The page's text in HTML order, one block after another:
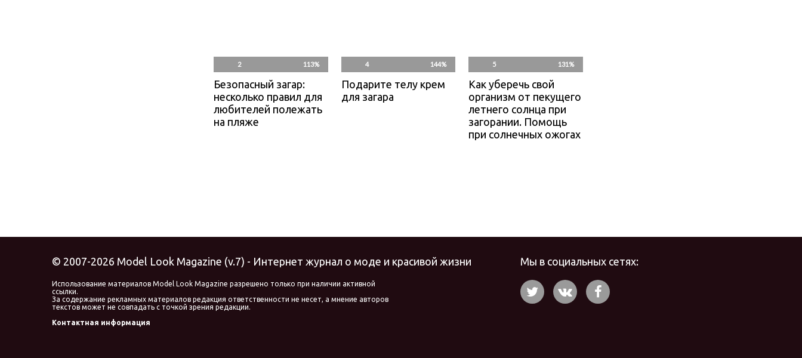
2 113%
Безопасный загар:
несколько правил для
любителей полежать
на пляже
4 144%
Подарите телу крем
для загара
5 131%
Как уберечь свой
организм от пекущего
летнего солнца при
загорании. Помощь
при солнечных ожогах
© 2007-2026 Model Look Magazine (v.7) - Интернет журнал о моде и красивой жизни
Использование материалов Model Look Magazine разрешено только при наличии активной
ссылки.
За содержание рекламных материалов редакция ответственности не несет, а мнение авторов
текстов может не совпадать с точкой зрения редакции.
Контактная информация
Мы в социальных сетях: